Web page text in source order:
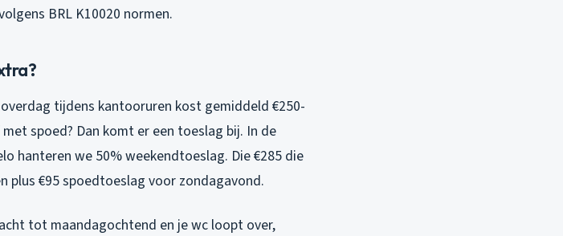
BRL K10020 normen.
tijdens kantooruren kost gemiddeld €250-
spoed? Dan komt er een toeslag bij. In de
hanteren we 50% weekendtoeslag. Die €285 die
plus €95 spoedtoeslag voor zondagavond.
tot maandagochtend en je wc loopt over,